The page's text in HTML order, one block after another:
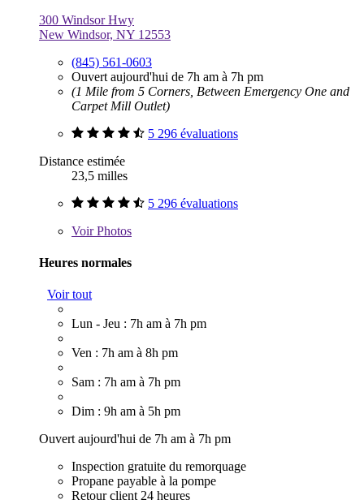
300 Windsor Hwy
New Windsor, NY 12553
(845) 561-0603
Ouvert aujourd'hui de 7h am à 7h pm
(1 Mile from 5 Corners, Between Emergency One and
Carpet Mill Outlet)
5 296 évaluations
Distance estimée
23,5 milles
5 296 évaluations
VoirPhotos
Heures normales
Voir tout
Lun - Jeu : 7h am à 7h pm
Ven : 7h am à 8h pm
Sam : 7h am à 7h pm
Dim : 9h am à 5h pm
Ouvert aujourd'hui de 7h am à 7h pm
Inspection gratuite du remorquage
Propane payable à la pompe
Retour client 24 heures